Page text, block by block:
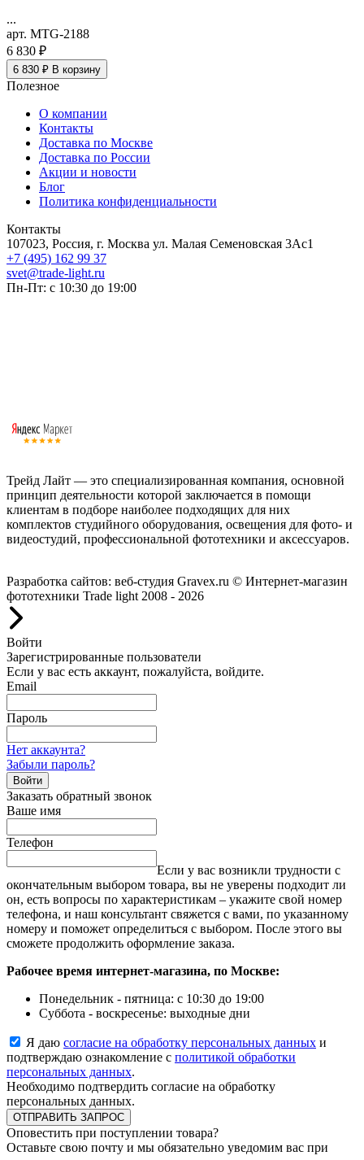
...
арт. MTG-2188
6 830 ₽
6 830 ₽ В корзину
Полезное
О компании
Контакты
Доставка по Москве
Доставка по России
Акции и новости
Блог
Политика конфиденциальности
Контакты
107023, Россия, г. Москва ул. Малая Семеновская 3Ас1
+7 (495) 162 99 37
svet@trade-light.ru
Пн-Пт: с 10:30 до 19:00
Трейд Лайт — это специализированная компания, основной
принцип деятельности которой заключается в помощи
клиентам в подборе наиболее подходящих для них
комплектов студийного оборудования, освещения для фото- и
видеостудий, профессиональной фототехники и аксессуаров.
Разработка сайтов: веб-студия Gravex.ru © Интернет-магазин
фототехники Trade light 2008 - 2026
Войти
Зарегистрированные пользователи
Если у вас есть аккаунт, пожалуйста, войдите.
Email
Пароль
Нет аккаунта?
Забыли пароль?
Войти
Заказать обратный звонок
Ваше имя
Телефон
Если у вас возникли трудности с
окончательным выбором товара, вы не уверены подходит ли
он, есть вопросы по характеристикам – укажите свой номер
телефона, и наш консультант свяжется с вами, по указанному
номеру и поможет определиться с выбором. После этого вы
сможете продолжить оформление заказа.
Рабочее время интернет-магазина, по Москве:
Понедельник - пятница: с 10:30 до 19:00
Суббота - воскресенье: выходные дни
Я даю согласие на обработку персональных данных и
подтверждаю ознакомление с политикой обработки
персональных данных.
Необходимо подтвердить согласие на обработку
персональных данных.
ОТПРАВИТЬ ЗАПРОС
Оповестить при поступлении товара?
Оставьте свою почту и мы обязательно уведомим вас при